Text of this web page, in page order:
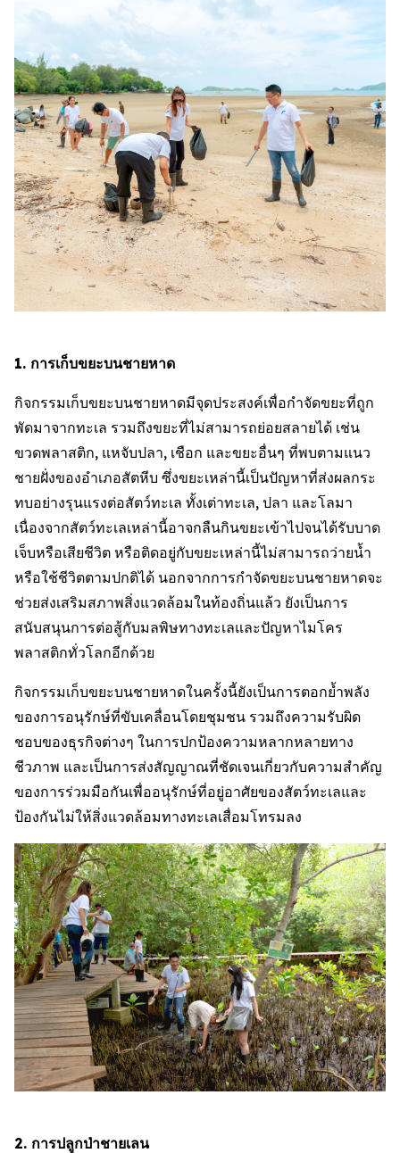
1. การเก็บขยะบนชายหาด
กิจกรรมเก็บขยะบนชายหาดมีจุดประสงค์เพื่อกำจัดขยะที่ถูก
พัดมาจากทะเล รวมถึงขยะที่ไม่สามารถย่อยสลายได้ เช่น
ขวดพลาสติก, แหจับปลา, เชือก และขยะอื่นๆ ที่พบตามแนว
ชายฝั่งของอำเภอสัตหีบ ซึ่งขยะเหล่านี้เป็นปัญหาที่ส่งผลกระ
ทบอย่างรุนแรงต่อสัตว์ทะเล ทั้งเต่าทะเล, ปลา และโลมา
เนื่องจากสัตว์ทะเลเหล่านี้อาจกลืนกินขยะเข้าไปจนได้รับบาด
เจ็บหรือเสียชีวิต หรือติดอยู่กับขยะเหล่านี้ไม่สามารถว่ายน้ำ
หรือใช้ชีวิตตามปกติได้ นอกจากการกำจัดขยะบนชายหาดจะ
ช่วยส่งเสริมสภาพสิ่งแวดล้อมในท้องถิ่นแล้ว ยังเป็นการ
สนับสนุนการต่อสู้กับมลพิษทางทะเลและปัญหาไมโคร
พลาสติกทั่วโลกอีกด้วย
กิจกรรมเก็บขยะบนชายหาดในครั้งนี้ยังเป็นการตอกย้ำพลัง
ของการอนุรักษ์ที่ขับเคลื่อนโดยชุมชน รวมถึงความรับผิด
ชอบของธุรกิจต่างๆ ในการปกป้องความหลากหลายทาง
ชีวภาพ และเป็นการส่งสัญญาณที่ชัดเจนเกี่ยวกับความสำคัญ
ของการร่วมมือกันเพื่ออนุรักษ์ที่อยู่อาศัยของสัตว์ทะเลและ
ป้องกันไม่ให้สิ่งแวดล้อมทางทะเลเสื่อมโทรมลง
2. การปลูกป่าชายเลน